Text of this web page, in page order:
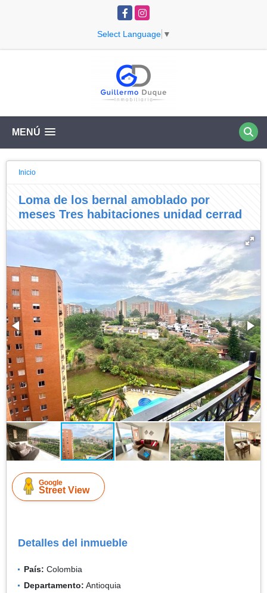
FacebookInstagram
Select Language ▼
MENÚ
Inicio
Loma de los bernal amoblado por
meses Tres habitaciones unidad cerrad
Google
Street View
Detalles del inmueble
País: Colombia
Departamento: Antioquia